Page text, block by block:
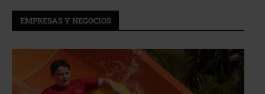
EMPRESAS Y NEGOCIOS